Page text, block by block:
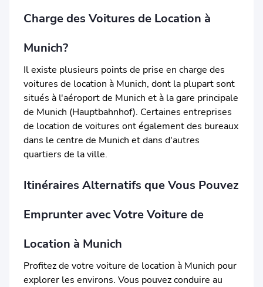
Charge des Voitures de Location à
Munich?
Il existe plusieurs points de prise en charge des
voitures de location à Munich, dont la plupart sont
situés à l'aéroport de Munich et à la gare principale
de Munich (Hauptbahnhof). Certaines entreprises
de location de voitures ont également des bureaux
dans le centre de Munich et dans d'autres
quartiers de la ville.
Itinéraires Alternatifs que Vous Pouvez
Emprunter avec Votre Voiture de
Location à Munich
Profitez de votre voiture de location à Munich pour
explorer les environs. Vous pouvez conduire au